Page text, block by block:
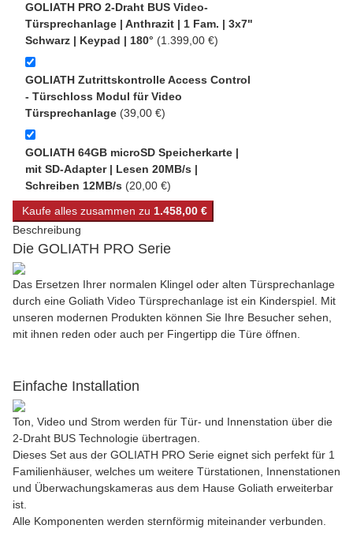
GOLIATH PRO 2-Draht BUS Video-
Türsprechanlage | Anthrazit | 1 Fam. | 3x7"
Schwarz | Keypad | 180° (1.399,00 €)
GOLIATH Zutrittskontrolle Access Control
- Türschloss Modul für Video
Türsprechanlage (39,00 €)
GOLIATH 64GB microSD Speicherkarte |
mit SD-Adapter | Lesen 20MB/s |
Schreiben 12MB/s (20,00 €)
Kaufe alles zusammen zu 1.458,00 €
Beschreibung
Die GOLIATH PRO Serie
Das Ersetzen Ihrer normalen Klingel oder alten Türsprechanlage
durch eine Goliath Video Türsprechanlage ist ein Kinderspiel. Mit
unseren modernen Produkten können Sie Ihre Besucher sehen,
mit ihnen reden oder auch per Fingertipp die Türe öffnen.
Einfache Installation
Ton, Video und Strom werden für Tür- und Innenstation über die
2-Draht BUS Technologie übertragen.
Dieses Set aus der GOLIATH PRO Serie eignet sich perfekt für 1
Familienhäuser, welches um weitere Türstationen, Innenstationen
und Überwachungskameras aus dem Hause Goliath erweiterbar
ist.
Alle Komponenten werden sternförmig miteinander verbunden.